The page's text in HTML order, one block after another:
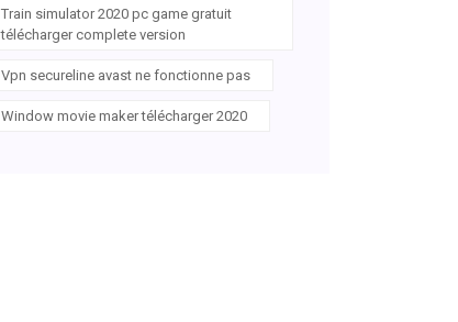
Train simulator 2020 pc game gratuit
télécharger complete version
Vpn secureline avast ne fonctionne pas
Window movie maker télécharger 2020